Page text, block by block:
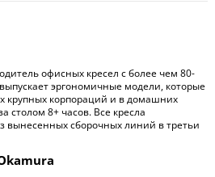
офисных кресел с более чем 80-
эргономичные модели, которые
крупных корпораций и в домашних
столом 8+ часов. Все кресла
вынесенных сборочных линий в третьи